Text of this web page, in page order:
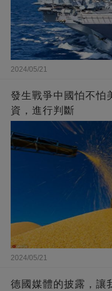
2024/05/21
發生戰爭中國怕不怕
資，進行判斷
2024/05/21
德國媒體的披露，讓